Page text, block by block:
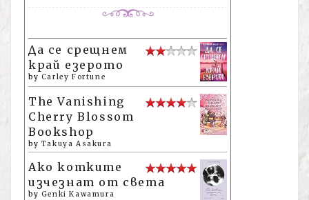
Да се срещнем
край езерото
by Carley Fortune
The Vanishing
Cherry Blossom
Bookshop
by Takuya Asakura
Ако котките
изчезнат от света
by Genki Kawamura